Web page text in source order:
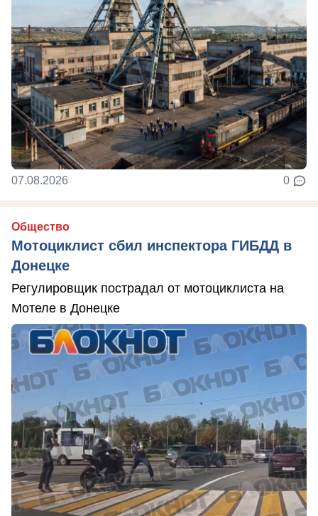
07.08.2026 0
Общество
Мотоциклист сбил инспектора ГИБДД в
Донецке
Регулировщик пострадал от мотоциклиста на
Мотеле в Донецке